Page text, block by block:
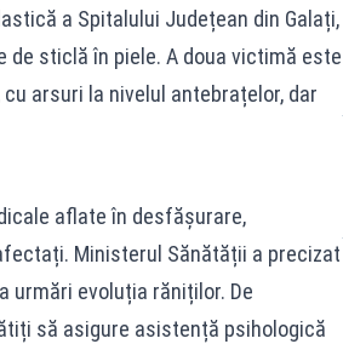
a Spitalului Județean din Galați,
de sticlă în piele. A doua victimă este
arsuri la nivelul antebrațelor, dar
aflate în desfășurare,
Ministerul Sănătății a precizat
urmări evoluția răniților. De
să asigure asistență psihologică